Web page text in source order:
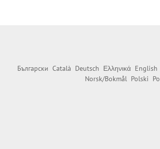
Български Català Deutsch Ελληνικά English
Norsk/Bokmål Polski